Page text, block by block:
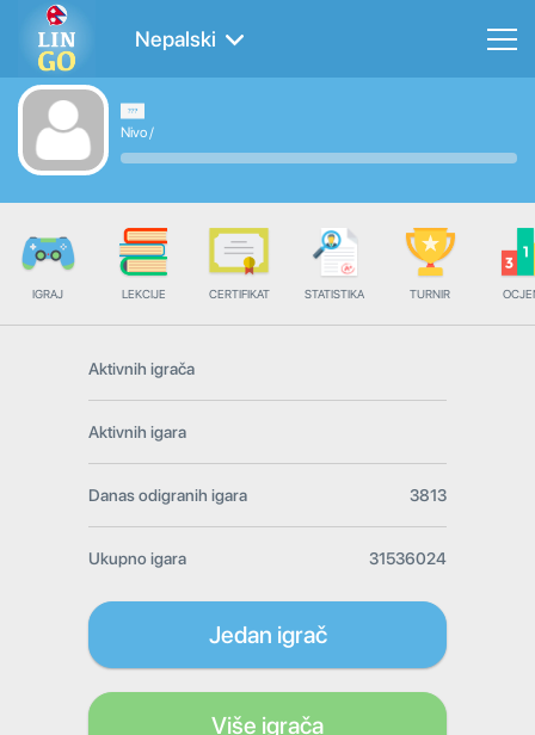
Nepalski
Nivo/
IGRAJ LEKCIJE CERTIFIKAT STATISTIKA TURNIR
Aktivnih igrača
Aktivnih igara
Danas odigranih igara 3813
Ukupno igara 31536024
Jedan igrač
Više igrača